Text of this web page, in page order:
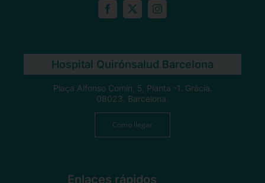
Enlaces rápidos
Hospital Quirónsalud Barcelona
Plaça Alfonso Comín, 5, Planta -1. Gràcia.
08023. Barcelona.
Como llegar